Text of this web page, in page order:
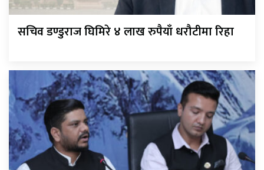
सचिव डण्डुराज घिमिरे ४ लाख रुपैयाँ धरौटीमा रिहा